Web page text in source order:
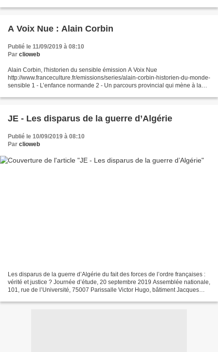
A Voix Nue : Alain Corbin
Publié le 11/09/2019 à 08:10
Par clioweb
Alain Corbin, l'historien du sensible émission A Voix Nue
http://www.franceculture.fr/emissions/series/alain-corbin-historien-du-monde-
sensible 1 - L’enfance normande 2 - Un parcours provincial qui mène à la
JE - Les disparus de la guerre d’Algérie
Publié le 10/09/2019 à 08:10
Par clioweb
Les disparus de la guerre d’Algérie du fait des forces de l’ordre françaises :
vérité et justice ? Journée d’étude, 20 septembre 2019 Assemblée nationale,
101, rue de l’Université, 75007 Parissalle Victor Hugo, bâtiment Jacques
D-ETUDE-Les-disparus-de-la-guerre-d-Algerie-du-fait.html...